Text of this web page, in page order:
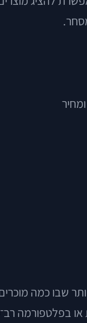
שבו כמה
או בפלטפורמה